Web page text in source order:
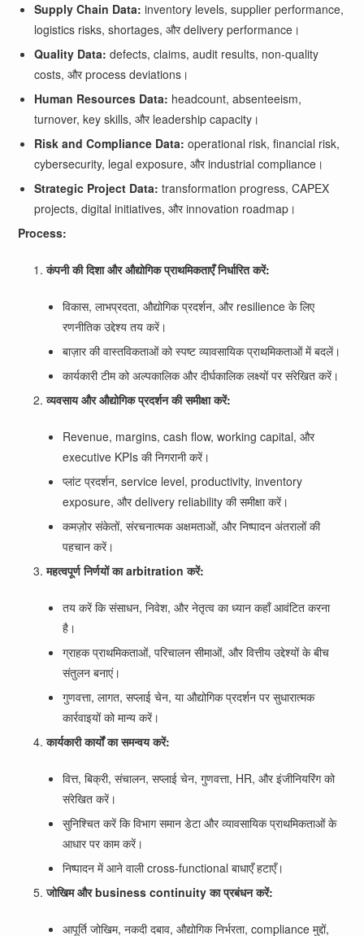
Supply Chain Data: inventory levels, supplier performance,
logistics risks, shortages, और delivery performance।
Quality Data: defects, claims, audit results, non-quality
costs, और process deviations।
Human Resources Data: headcount, absenteeism,
turnover, key skills, और leadership capacity।
Risk and Compliance Data: operational risk, financial risk,
cybersecurity, legal exposure, और industrial compliance।
Strategic Project Data: transformation progress, CAPEX
projects, digital initiatives, और innovation roadmap।
Process:
कंपनी की दिशा और औद्योगिक प्राथमिकताएँ निर्धारित करें:
विकास, लाभप्रदता, औद्योगिक प्रदर्शन, और resilience के लिए
रणनीतिक उद्देश्य तय करें।
बाज़ार की वास्तविकताओं को स्पष्ट व्यावसायिक प्राथमिकताओं में बदलें।
कार्यकारी टीम को अल्पकालिक और दीर्घकालिक लक्ष्यों पर संरेखित करें।
व्यवसाय और औद्योगिक प्रदर्शन की समीक्षा करें:
Revenue, margins, cash flow, working capital, और
executive KPIs की निगरानी करें।
प्लांट प्रदर्शन, service level, productivity, inventory
exposure, और delivery reliability की समीक्षा करें।
कमज़ोर संकेतों, संरचनात्मक अक्षमताओं, और निष्पादन अंतरालों की
पहचान करें।
महत्वपूर्ण निर्णयों का arbitration करें:
तय करें कि संसाधन, निवेश, और नेतृत्व का ध्यान कहाँ आवंटित करना
है।
ग्राहक प्राथमिकताओं, परिचालन सीमाओं, और वित्तीय उद्देश्यों के बीच
संतुलन बनाएं।
गुणवत्ता, लागत, सप्लाई चेन, या औद्योगिक प्रदर्शन पर सुधारात्मक
कार्रवाइयों को मान्य करें।
कार्यकारी कार्यों का समन्वय करें:
वित्त, बिक्री, संचालन, सप्लाई चेन, गुणवत्ता, HR, और इंजीनियरिंग को
संरेखित करें।
सुनिश्चित करें कि विभाग समान डेटा और व्यावसायिक प्राथमिकताओं के
आधार पर काम करें।
निष्पादन में आने वाली cross-functional बाधाएँ हटाएँ।
जोखिम और business continuity का प्रबंधन करें:
आपूर्ति जोखिम, नकदी दबाव, औद्योगिक निर्भरता, compliance मुद्दों,